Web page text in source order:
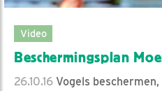
Video
Beschermingsplan
26.10.16 Vogels